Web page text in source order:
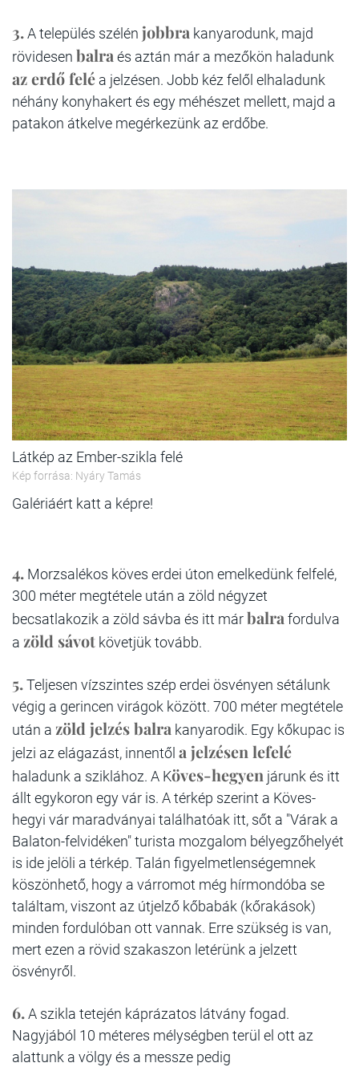
3.A település szélén jobbra kanyarodunk, majd
rövidesen balra és aztán már a mezőkön haladunk
az erdő felé a jelzésen. Jobb kéz felől elhaladunk
néhány konyhakert és egy méhészet mellett, majd a
patakon átkelve megérkezünk az erdőbe.
Látkép az Ember-szikla felé
Kép forrása: Nyáry Tamás
Galériáért katt a képre!
4. Morzsalékos köves erdei úton emelkedünk felfelé,
300 méter megtétele után a zöld négyzet
becsatlakozik a zöld sávba és itt márbalrafordulva
a zöld sávot követjük tovább.
5.Teljesen vízszintes szép erdei ösvényen sétálunk
végig a gerincen virágok között. 700 méter megtétele
után a zöld jelzés balra kanyarodik. Egy kőkupac is
jelzi az elágazást, innentől a jelzésen lefelé
haladunk a sziklához. A Köves-hegyen járunk és itt
állt egykoron egy vár is. A térkép szerint a Köves-
hegyi vár maradványai találhatóak itt, sőt a "Várak a
Balaton-felvidéken" turista mozgalom bélyegzőhelyét
is ide jelöli a térkép. Talán figyelmetlenségemnek
köszönhető, hogy a várromot még hírmondóba se
találtam, viszont az útjelző kőbabák (kőrakások)
minden fordulóban ott vannak. Erre szükség is van,
mert ezen a rövid szakaszon letérünk a jelzett
ösvényről.
6.A szikla tetején káprázatos látvány fogad.
Nagyjából 10 méteres mélységben terül el ott az
alattunk a völgy és a messze pedig